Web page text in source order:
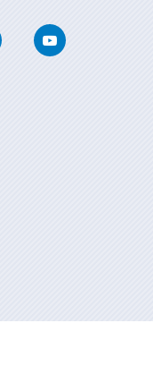
InstagramYoutube